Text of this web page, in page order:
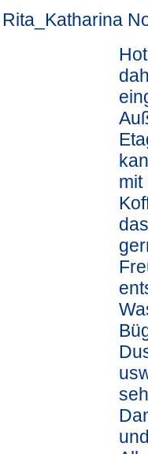
Rita_Katharina
mit